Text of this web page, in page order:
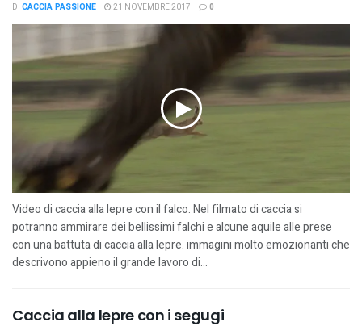
DI CACCIA PASSIONE 21 NOVEMBRE 2017 0
Video di caccia alla lepre con il falco. Nel filmato di caccia si
potranno ammirare dei bellissimi falchi e alcune aquile alle prese
con una battuta di caccia alla lepre. immagini molto emozionanti che
descrivono appieno il grande lavoro di...
Caccia alla lepre con i segugi